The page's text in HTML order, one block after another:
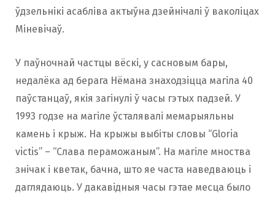
ўдзельнікі асабліва актыўна дзейнічалі ў ваколіцах
Міневічаў.
У паўночнай частцы вёскі, у сасновым бары,
недалёка ад берага Нёмана знаходзіцца магіла 40
паўстанцаў, якія загінулі ў часы гэтых падзей. У
1993 годзе на магіле ўсталявалі мемарыяльны
камень і крыж. На крыжы выбіты словы “Gloria
victis” – “Слава пераможаным”. На магіле мноства
знічак і кветак, бачна, што яе часта наведваюць і
даглядаюць. У дакавідныя часы гэтае месца было